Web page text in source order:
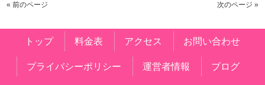
« 前のページ 次のページ »
トップ 料金表 アクセス お問い合わせ
プライバシーポリシー 運営者情報 ブログ